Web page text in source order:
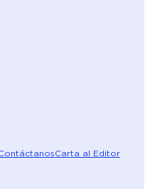
Carta al Editor